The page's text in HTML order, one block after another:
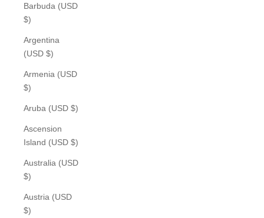
Barbuda (USD
$)
Argentina
(USD $)
Armenia (USD
$)
Aruba (USD $)
Ascension
Island (USD $)
Australia (USD
$)
Austria (USD
$)